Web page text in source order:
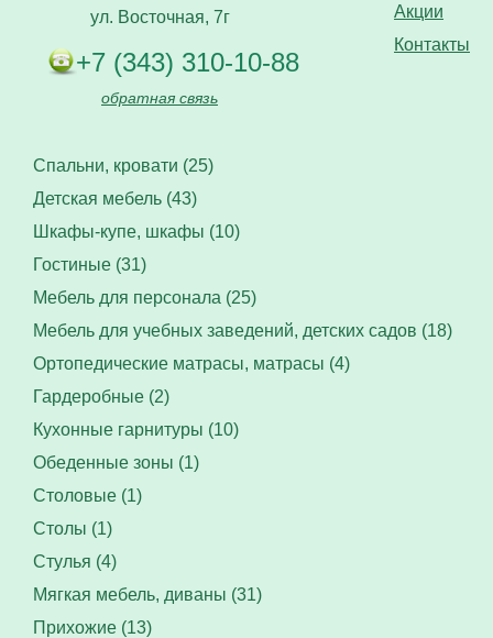
Акции
Контакты
ул. Восточная, 7г
+7 (343) 310-10-88
обратная связь
Спальни, кровати (25)
Детская мебель (43)
Шкафы-купе, шкафы (10)
Гостиные (31)
Мебель для персонала (25)
Мебель для учебных заведений, детских садов (18)
Ортопедические матрасы, матрасы (4)
Гардеробные (2)
Кухонные гарнитуры (10)
Обеденные зоны (1)
Столовые (1)
Столы (1)
Стулья (4)
Мягкая мебель, диваны (31)
Прихожие (13)